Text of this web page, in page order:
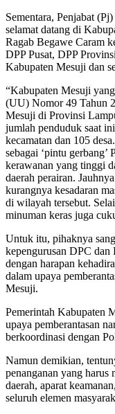
Sementara, Penjabat
selamat datang di
Ragab Begawe Caram
DPP Pusat, DPP
Kabupaten Mesuji dan
“Kabupaten Mesuji
(UU) Nomor 49 Tahun
Mesuji di Provinsi
jumlah penduduk saat
kecamatan dan 105
sebagai ‘pintu
kerawanan yang tinggi
daerah perairan.
kurangnya kesadaran
di wilayah tersebut.
minuman keras juga
Untuk itu, pihaknya
kepengurusan DPC
dengan harapan
dalam upaya
Mesuji.
Pemerintah Kabupaten
upaya pemberantasan
berkoordinasi dengan
Namun demikian,
penanganan yang
daerah, aparat
seluruh elemen